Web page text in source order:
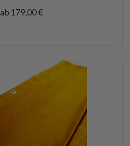
ab 179,00 €